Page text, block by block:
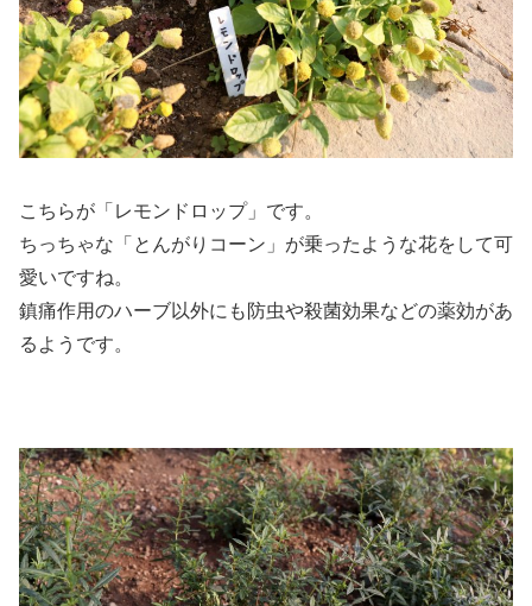
こちらが「レモンドロップ」です。
ちっちゃな「とんがりコーン」が乗ったような花をして可
愛いですね。
鎮痛作用のハーブ以外にも防虫や殺菌効果などの薬効があ
るようです。